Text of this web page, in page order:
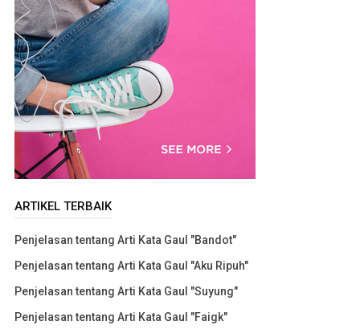
ARTIKEL TERBAIK
Penjelasan tentang Arti Kata Gaul "Bandot"
Penjelasan tentang Arti Kata Gaul "Aku Ripuh"
Penjelasan tentang Arti Kata Gaul "Suyung"
Penjelasan tentang Arti Kata Gaul "Faigk"